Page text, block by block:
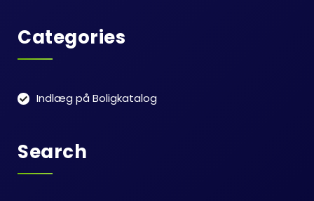
Categories
Indlæg på Boligkatalog
Search